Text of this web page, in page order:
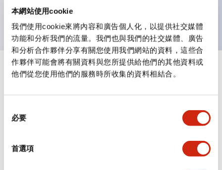
本網站使用cookie
我們使用cookie來將內容和廣告個人化，以提供社交媒體
功能和分析我們的流量。我們也與我們的社交媒體、廣告
和分析合作夥伴分享有關您使用我們網站的資料，這些合
作夥伴可能會將有關資料與您所提供給他們的其他資料或
他們從您使用他們的服務時所收集的資料相結合。
必要
首選項
防護結構
規格
審美規範
環境規範
功能規格